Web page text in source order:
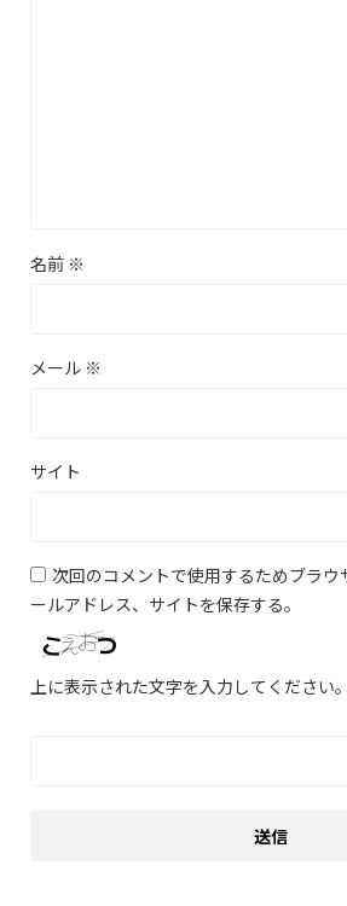
名前 ※
メール ※
サイト
次回のコメントで使用するためブラウ
ールアドレス、サイトを保存する。
上に表示された文字を入力してください。